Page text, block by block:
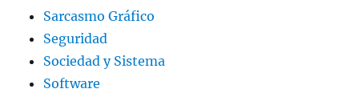
Sarcasmo Gráfico
Seguridad
Sociedad y Sistema
Software